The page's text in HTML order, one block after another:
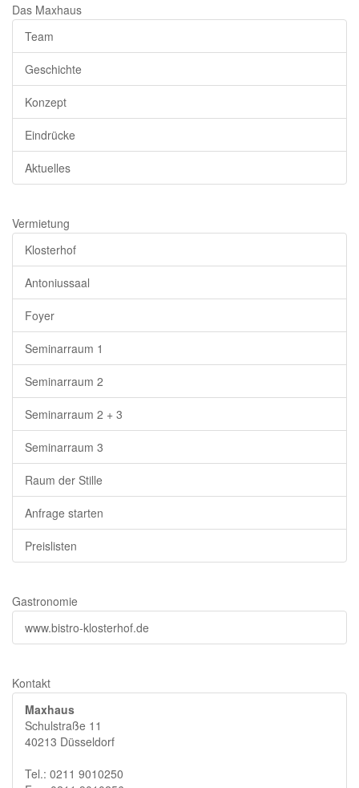
Das Maxhaus
Team
Geschichte
Konzept
Eindrücke
Aktuelles
Vermietung
Klosterhof
Antoniussaal
Foyer
Seminarraum 1
Seminarraum 2
Seminarraum 2 + 3
Seminarraum 3
Raum der Stille
Anfrage starten
Preislisten
Gastronomie
www.bistro-klosterhof.de
Kontakt
Maxhaus
Schulstraße 11
40213 Düsseldorf
Tel.: 0211 9010250